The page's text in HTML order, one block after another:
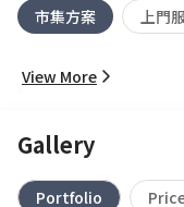
市集方案 上門
View More
Gallery
Portfolio